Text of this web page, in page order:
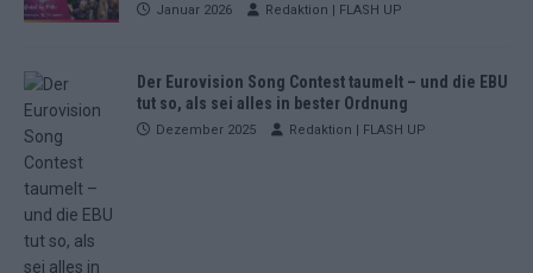
Januar 2026 Redaktion | FLASH UP
Der Eurovision Song Contest taumelt – und die EBU
tut so, als sei alles in bester Ordnung
Dezember 2025 Redaktion | FLASH UP